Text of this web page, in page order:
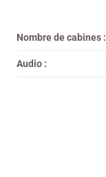
Nombre de cabines :
Audio :